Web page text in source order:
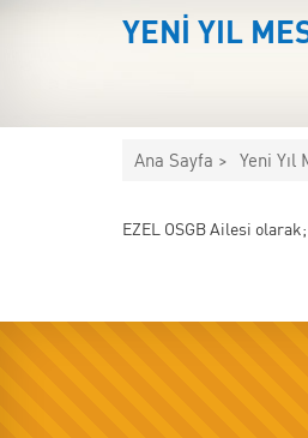
YENI YIL
Ana Sayfa > Yeni Yıl
EZEL OSGB Ailesi olarak;